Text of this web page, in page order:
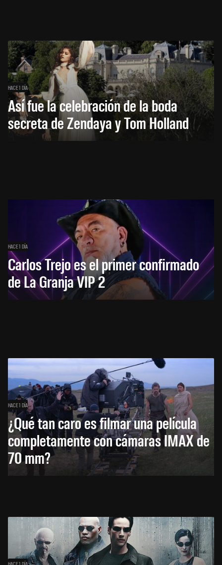
HACE 1 DÍA
Así fue la celebración de la boda
secreta de Zendaya y Tom Holland
HACE 1 DÍA
Carlos Trejo es el primer confirmado
de La Granja VIP 2
HACE 1 DÍA
¿Qué tan caro es filmar una película
completamente con cámaras IMAX de
70 mm?
HACE 1 DÍA